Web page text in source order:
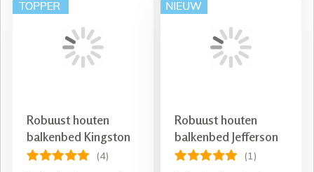
Robuust houten
balkenbed Kingston
(4)
Robuust houten
balkenbed Jefferson
(1)